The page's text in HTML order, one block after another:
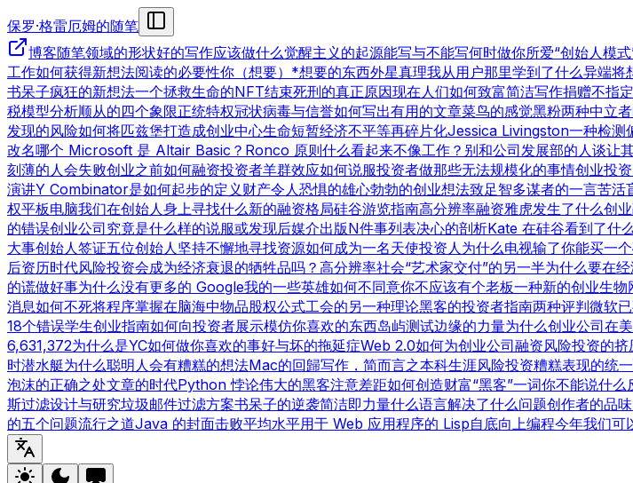
保罗·格雷厄姆的随笔
博客随笔领域的形状好的写作应该做什么觉醒主义的起源能写与不能写何时做你所爱“创始人模式
工作如何获得新想法阅读的必要性你（想要）*想要的东西外星真理我从用户那里学到了什么异端将
书呆子疯狂的新想法一个拯救生命的NFT结束死刑的真正原因现在人们如何致富简洁写作捐赠不指
税模型分析顺从的四个象限正统特权冠状病毒与信誉如何写出有用的文章菜鸟的感觉黑粉两种中立者
发现的风险如何将匹兹堡打造成创业中心生命短暂经济不平等再碎片化Jessica Livingston一种检测
改名哪个 Microsoft 是 Altair Basic？ Ronco 原则什么看起来不像工作？ 别和公司发展部的人谈让
刻薄的人会失败创业之前如何融资投资者羊群效应如何说服投资者做那些无法规模化的事情创业投
演讲Y Combinator是如何起步的定义财产令人恐惧的雄心勃勃的创业想法致足智多谋者的一言苦活
权平板电脑我们在创始人身上寻找什么新的融资格局硅谷游览指南高分辨率融资雅虎发生了什么创
的错误创业公司究竟是什么样的说服或发现后媒介出版N件事列表决心的剖析Kate 在硅谷看到了什
大事创始人签证五位创始人坚持不懈地寻找资源如何成为一名天使投资人为什么电视输了你能买一
后资历时代风险投资会成为经济衰退的牺牲品吗？ 高分辨率社会“艺术家交付”的另一半为什么要在
的谎做好事为什么没有更多的 Google我的一些英雄如何不同意你不应该有个老板一种新的创业生物
消息如何不死将程序掌握在脑海中物品股权公式工会的另一种理论黑客的投资者指南两种评判微软
18个错误学生创业指南如何向投资者展示模仿你喜欢的东西岛屿测试边缘的力量为什么创业公司在
6,631,372为什么是YC如何做你喜欢的事好与坏的拖延症Web 2.0如何为创业公司融资风险投资的挤
时潜水艇为什么聪明人会有糟糕的想法Mac的回歸写作，简而言之本科生涯风险投资糟糕表现的统
泡沫的正确之处文章的时代Python 悖论伟大的黑客注意差距如何创造财富“黑客”一词你不能说什么
斯过滤设计与研究垃圾邮件过滤方案书呆子的逆袭简洁即力量什么语言解决了什么问题创作者的品味
的五个问题流行之道Java 的封面击败平均水平用于 Web 应用程序的 Lisp自底向上编程今年我们可